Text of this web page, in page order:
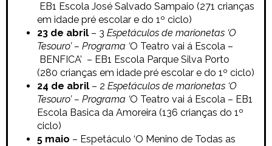
EB1 Escola José Salvado Sampaio (271 crianças
em idade pré escolar e do 1º ciclo)
23 de abril – 3 Espetáculos de marionetas ‘O
Tesouro’ – Programa ‘O Teatro vai á Escola –
BENFICA’ – EB1 Escola Parque Silva Porto
(280 crianças em idade pré escolar e do 1º ciclo)
24 de abril – 2 Espetáculos de marionetas ‘O
Tesouro’ – Programa ‘O Teatro vai á Escola – EB1
Escola Basica da Amoreira (136 crianças do 1º
ciclo)
5 maio – Espetáculo ‘O Menino de Todas as